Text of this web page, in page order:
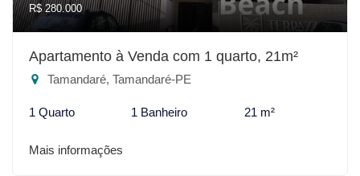
R$ 280.000
Apartamento à Venda com 1 quarto, 21m²
Tamandaré, Tamandaré-PE
1 Quarto 1 Banheiro 21 m²
Mais informações